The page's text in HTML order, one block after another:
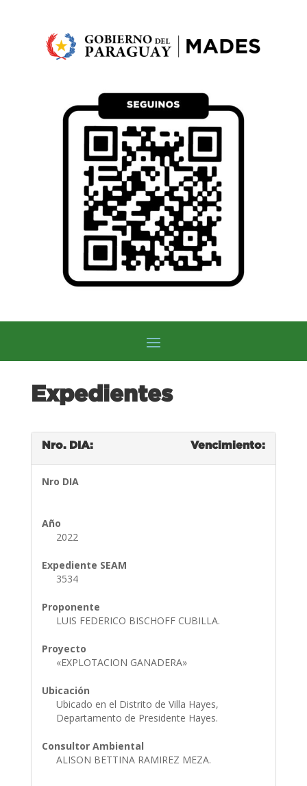
Expedientes
Nro. DIA: Vencimiento:
Nro DIA
Año
2022
Expediente SEAM
3534
Proponente
LUIS FEDERICO BISCHOFF CUBILLA.
Proyecto
«EXPLOTACION GANADERA»
Ubicación
Ubicado en el Distrito de Villa Hayes,
Departamento de Presidente Hayes.
Consultor Ambiental
ALISON BETTINA RAMIREZ MEZA.